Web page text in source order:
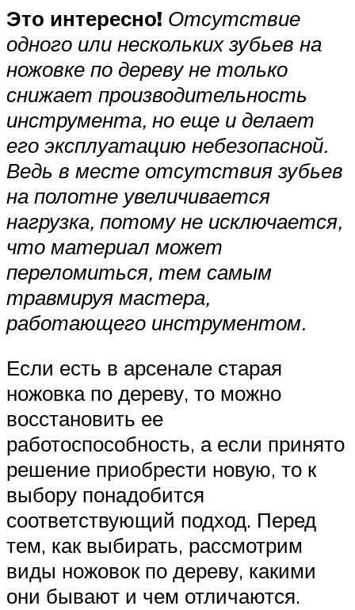
Это интересно! Отсутствие
одного или нескольких зубьев на
ножовке по дереву не только
снижает производительность
инструмента, но еще и делает
его эксплуатацию небезопасной.
Ведь в месте отсутствия зубьев
на полотне увеличивается
нагрузка, потому не исключается,
что материал может
переломиться, тем самым
травмируя мастера,
работающего инструментом.
Если есть в арсенале старая
ножовка по дереву, то можно
восстановить ее
работоспособность, а если принято
решение приобрести новую, то к
выбору понадобится
соответствующий подход. Перед
тем, как выбирать, рассмотрим
виды ножовок по дереву, какими
они бывают и чем отличаются.